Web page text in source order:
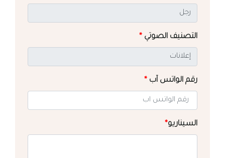
التصنيف الصوتي *
رقم الواتس آب *
السيناريو*